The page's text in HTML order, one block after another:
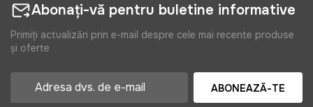
Abonați-vă pentru buletine informative
Primiți actualizări prin e-mail despre cele mai recente produse
și oferte
ABONEAZĂ-TE